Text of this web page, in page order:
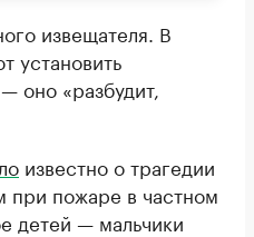
извещателя. В
установить
оно «разбудит,
известно о трагедии
при пожаре в частном
детей — мальчики